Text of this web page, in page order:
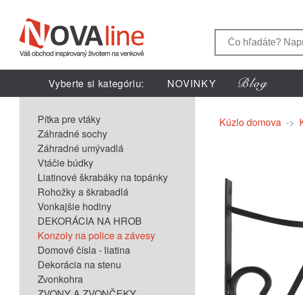
Vyberte si kategóriu: NOVINKY
Pítka pre vtáky
Záhradné sochy
Záhradné umývadlá
Vtáčie búdky
Liatinové škrabáky na topánky
Rohožky a škrabadlá
Vonkajšie hodiny
DEKORÁCIA NA HROB
Konzoly na police a závesy
Domové čísla - liatina
Dekorácia na stenu
Zvonkohra
Kúzlo domova ->